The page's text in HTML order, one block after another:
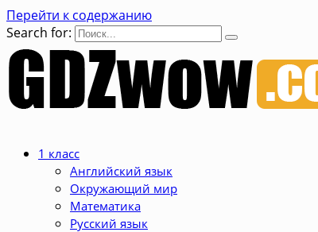
Перейти к содержанию
Search for:
1 класс
Английский язык
Окружающий мир
Математика
Русский язык